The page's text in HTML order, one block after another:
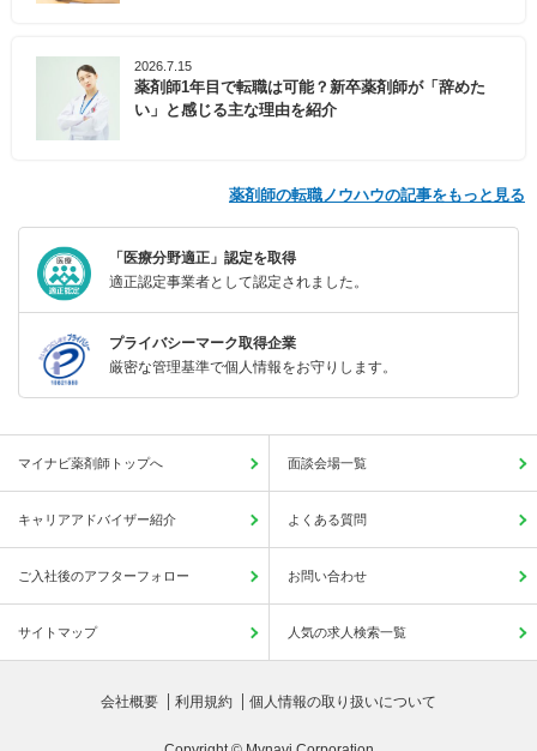
2026.7.15
薬剤師1年目で転職は可能？新卒薬剤師が「辞めた
い」と感じる主な理由を紹介
薬剤師の転職ノウハウの記事をもっと見る
「医療分野適正」認定を取得
適正認定事業者として認定されました。
プライバシーマーク取得企業
厳密な管理基準で個人情報をお守りします。
マイナビ薬剤師トップへ 面談会場一覧
キャリアアドバイザー紹介 よくある質問
ご入社後のアフターフォロー お問い合わせ
サイトマップ 人気の求人検索一覧
会社概要 利用規約 個人情報の取り扱いについて